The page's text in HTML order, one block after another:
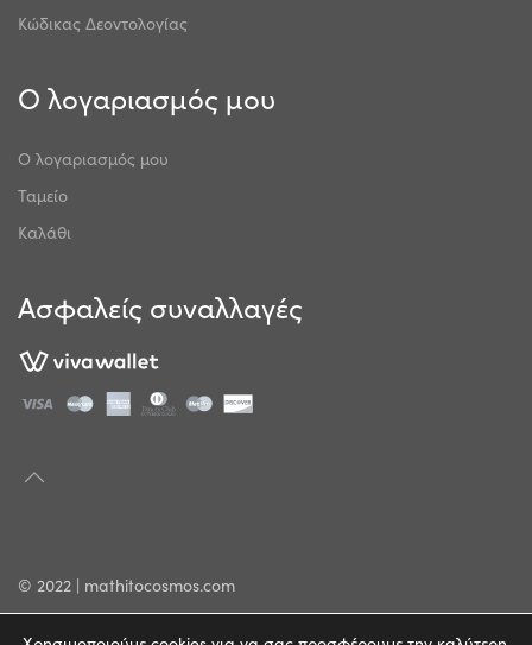
Κώδικας Δεοντολογίας
Ο λογαριασμός μου
Ο λογαριασμός μου
Ταμείο
Καλάθι
Ασφαλείς συναλλαγές
© 2022 | mathitocosmos.com